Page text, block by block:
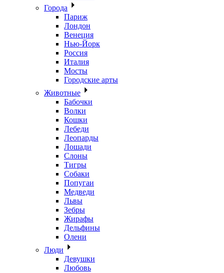
Города
Париж
Лондон
Венеция
Нью-Йорк
Россия
Италия
Мосты
Городские арты
Животные
Бабочки
Волки
Кошки
Лебеди
Леопарды
Лошади
Слоны
Тигры
Собаки
Попугаи
Медведи
Львы
Зебры
Жирафы
Дельфины
Олени
Люди
Девушки
Любовь